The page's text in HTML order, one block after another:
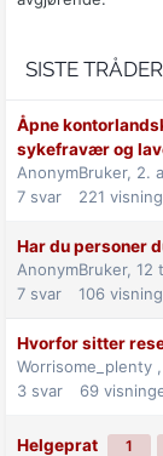
SISTE
Åpne
sykefravær og
AnonymBruker, 2.
7 svar 221
Har du personer
AnonymBruker, 12
7 svar 106
Hvorfor sitter
Worrisome_plenty ,
3 svar 69
Helgeprat 1